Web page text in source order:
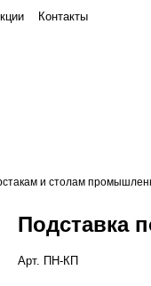
Контакты
и столам
Подставка
Арт. ПН-КП